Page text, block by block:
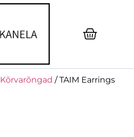
Kõrvarõngad / TAIM Earrings